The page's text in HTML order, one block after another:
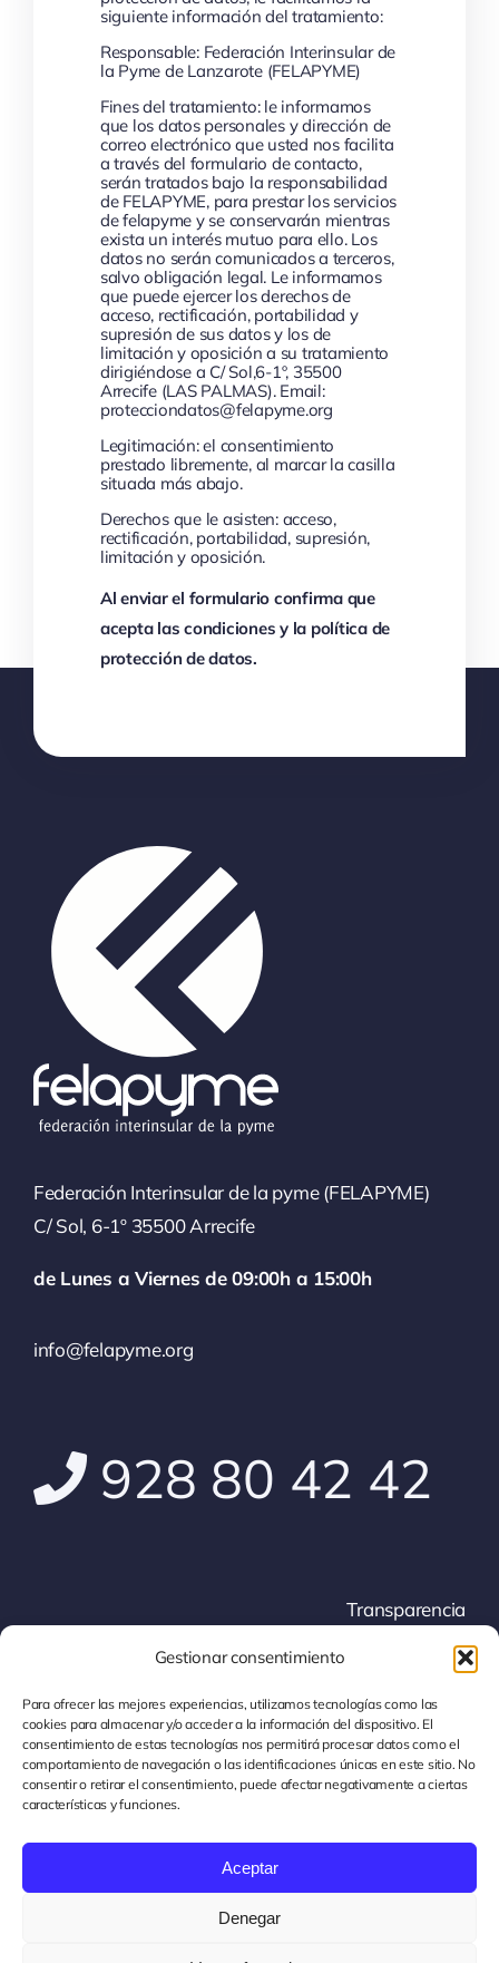
Gestionar consentimiento
Para ofrecer las mejores experiencias, utilizamos tecnologías como las
cookies para almacenar y/o acceder a la información del dispositivo. El
consentimiento de estas tecnologías nos permitirá procesar datos como el
comportamiento de navegación o las identificaciones únicas en este sitio. No
consentir o retirar el consentimiento, puede afectar negativamente a ciertas
características y funciones.
Aceptar
Denegar
Enviar
ACEPTACIÓN DE CONDICIONES
Y PROTECCIÓN DE DATOS
De conformidad con las normativas de
protección de datos, le facilitamos la
siguiente información del tratamiento:
Responsable: Federación Interinsular de
la Pyme de Lanzarote (FELAPYME)
Fines del tratamiento: le informamos
que los datos personales y dirección de
correo electrónico que usted nos facilita
a través del formulario de contacto,
serán tratados bajo la responsabilidad
de FELAPYME, para prestar los servicios
de felapyme y se conservarán mientras
exista un interés mutuo para ello. Los
datos no serán comunicados a terceros,
salvo obligación legal. Le informamos
que puede ejercer los derechos de
acceso, rectificación, portabilidad y
supresión de sus datos y los de
limitación y oposición a su tratamiento
dirigiéndose a C/ Sol,6-1º, 35500
Arrecife (LAS PALMAS). Email:
protecciondatos@felapyme.org
Legitimación: el consentimiento
rectificación, portabilidad, supresión,
acepta las condiciones y la política de
protección de datos.
de Lunes a Viernes de 09:00h a 15:00h
928 80 42 42
Política de privacidad
Términos y condiciones